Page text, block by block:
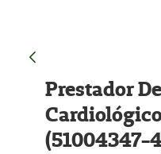
Prestador
(51004347-